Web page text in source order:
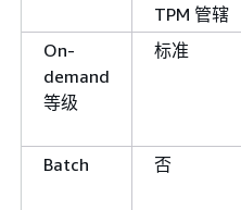
TPM 管辖
On-
demand
等级
标准
Batch
否